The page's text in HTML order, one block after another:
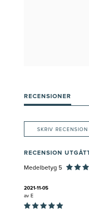
RECENSIONER
SKRIV RECENSION
RECENSION
Medelbetyg 5
2021-11-05
av E